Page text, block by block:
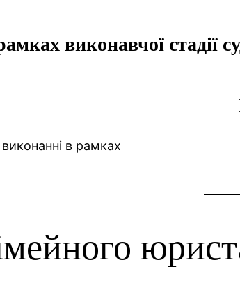
виконавчої стадії
в рамках